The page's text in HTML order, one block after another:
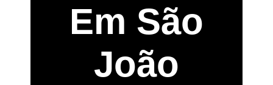
Em São
João